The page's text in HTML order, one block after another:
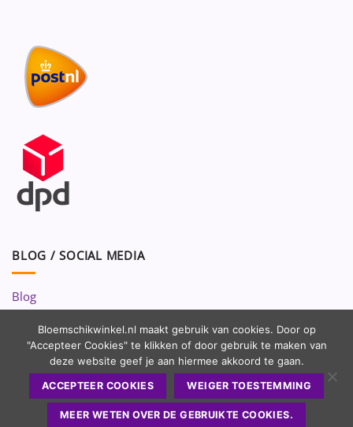
BLOG / SOCIAL MEDIA
Blog
Volg ons op:
Copyright 2010 - 2026 ©Bloemschikwinkel
Bloemschikwinkel.nl maakt gebruik van cookies. Door op
"Accepteer Cookies" te klikken of door gebruik te maken van
deze website geef je aan hiermee akkoord te gaan.
ACCEPTEER COOKIES WEIGER TOESTEMMING
MEER WETEN OVER DE GEBRUIKTE COOKIES.